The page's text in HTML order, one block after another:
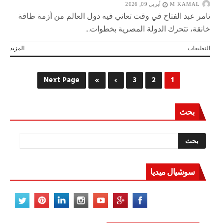
M KAMAL أبريل 09, 2026
تامر عبد الفتاح في وقت تعاني فيه دول العالم من أزمة طاقة
خانقة، تتحرك الدولة المصرية بخطوات...
المزيد التعليقاتعلى
مع
واتساع
تداعيات
الحرب
الإيرانية..
مصر
تؤمن
الطاقة
والغذاء
Next Page
بحث
سوشيال ميديا